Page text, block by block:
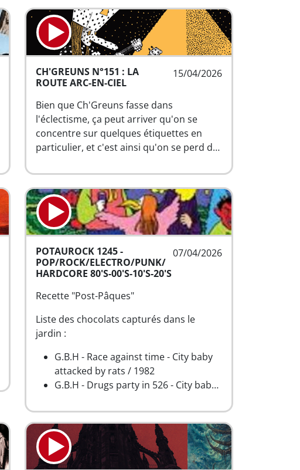
15/04/2026
CH'GREUNS N°151 : LA
ROUTE ARC-EN-CIEL
Bien que Ch'Greuns fasse dans
l'éclectisme, ça peut arriver qu'on se
concentre sur quelques étiquettes en
particulier, et c'est ainsi qu'on se perd d…
07/04/2026
POTAUROCK 1245 -
POP/ROCK/ELECTRO/PUNK/
HARDCORE 80'S-00'S-10'S-20'S
Recette "Post-Pâques"
Liste des chocolats capturés dans le
jardin :
G.B.H - Race against time - City baby
attacked by rats / 1982
G.B.H - Drugs party in 526 - City bab…